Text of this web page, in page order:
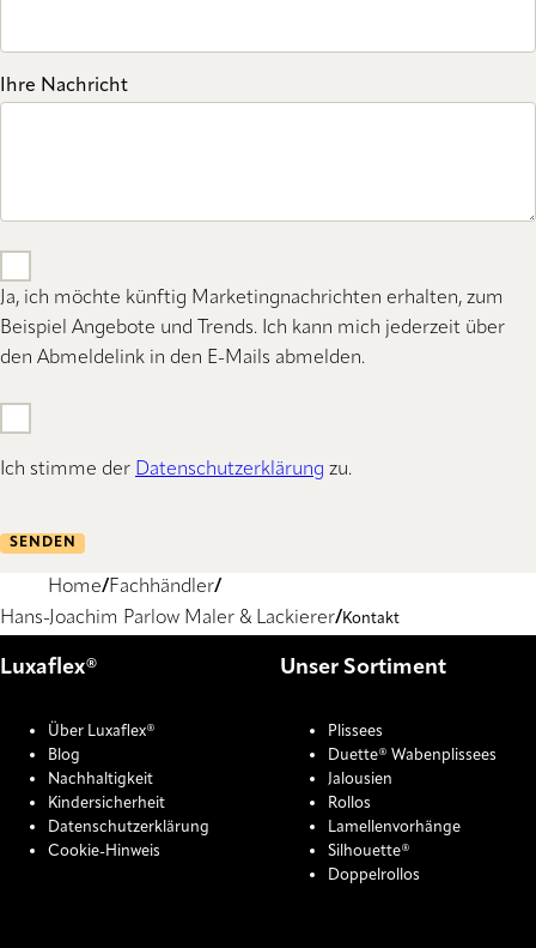
Ihre Nachricht
Ja, ich möchte künftig Marketingnachrichten erhalten, zum
Beispiel Angebote und Trends. Ich kann mich jederzeit über
den Abmeldelink in den E-Mails abmelden.
Ich stimme der Datenschutzerklärung zu.
SENDEN
Home Fachhändler
Hans-Joachim Parlow Maler & Lackierer
Kontakt
Luxaflex®
Über Luxaflex®
Blog
Nachhaltigkeit
Kindersicherheit
Datenschutzerklärung
Cookie-Hinweis
Unser Sortiment
Plissees
Duette® Wabenplissees
Jalousien
Rollos
Lamellenvorhänge
Silhouette®
Doppelrollos